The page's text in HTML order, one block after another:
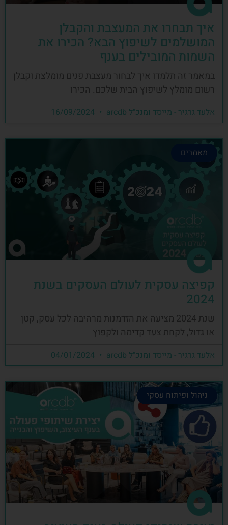
איך תבחרו את המעצבת והקבלן
המושלמים לשיפוץ הבא? הכירו את
השמות המובילים בענף
במאמר זה תלמדו איך לבחור מעצבת פנים מומלצת וקבלן
רשום מומלץ לשיפוץ הבית שלכם. הכירו
אלעד גרגיר - מייסד ומנכ"ל arcdb
מאמרים
קפיצה עסקית לעולם העסקים בשנת
2024
שנת 2024 מציעה את הזדמנות מרהיבה לכל עסק, קטן
או גדול, לקחת צעד קדימה ולקפוץ
אלעד גרגיר - מייסד ומנכ"ל arcdb
ניהול ופיתוח עסקי